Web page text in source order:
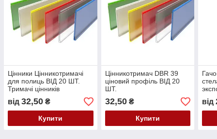
Цінники Цінникотримачі
для полиць ВІД 20 ШТ.
Тримачі цінників
від 32,50 ₴
Купити
Цінникотримач DBR 39
ціновий профіль ВІД 20
ШТ.
32,50₴
Купити
від